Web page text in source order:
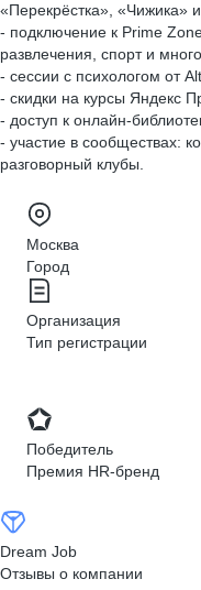
«Перекрёстка», «Чижика»
- подключение к Prime
развлечения, спорт и
- сессии с психологом от
- скидки на курсы Яндекс
- доступ к онлайн-
- участие в сообществах:
разговорный клубы.
Москва
Город
Организация
Тип регистрации
Победитель
Премия HR-бренд
Dream Job
Отзывы о компании